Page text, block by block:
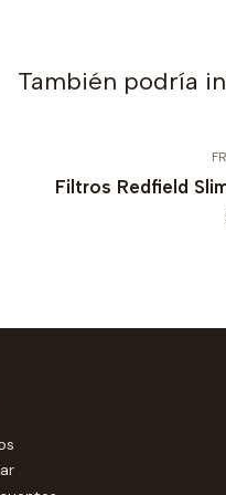
También podría
Filtros Redfield